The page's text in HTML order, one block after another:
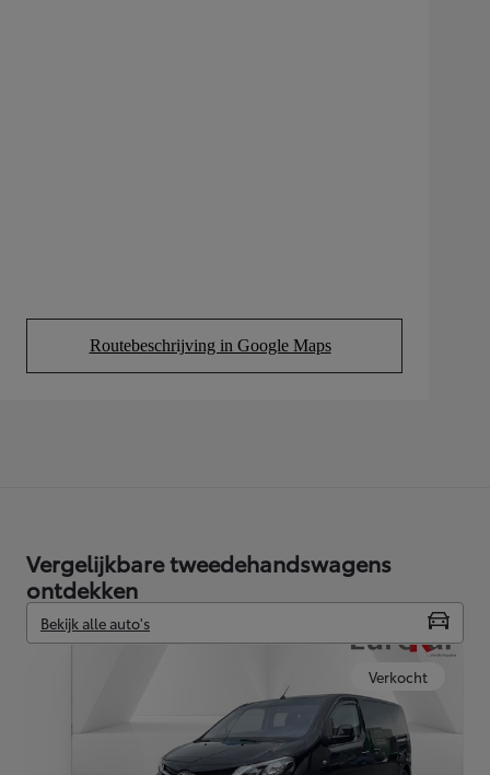
Routebeschrijving in Google Maps
(Opens in new tab)
Vergelijkbare tweedehandswagens
ontdekken
Bekijk alle auto's
Verkocht